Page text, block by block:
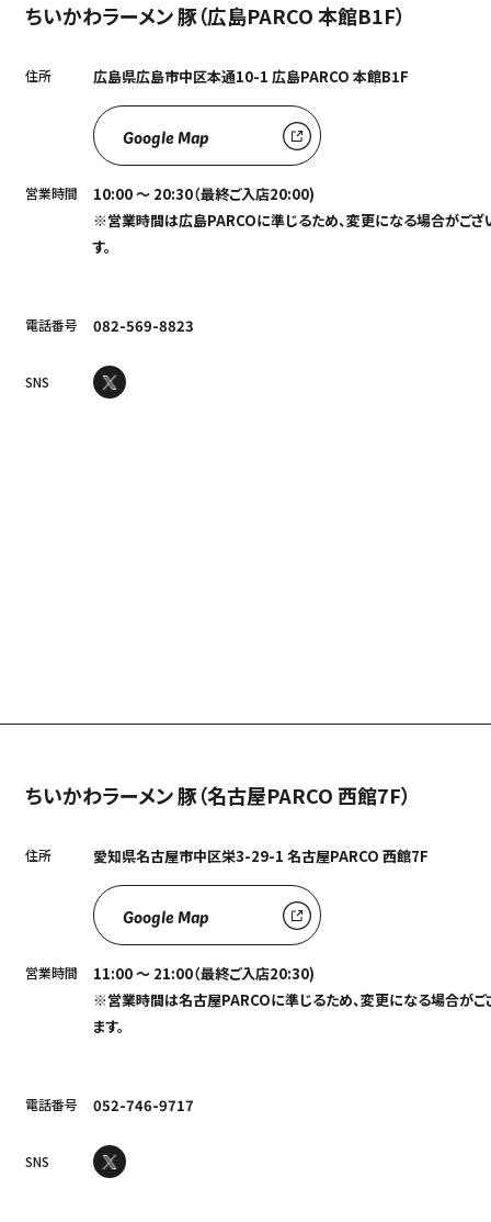
ちいかわラーメン 豚（広島PARCO 本館B1F）
住所 広島県広島市中区本通10-1 広島PARCO 本館B1F
Google Map
営業時間
10:00 ～ 20:30（最終ご入店20:00)
※営業時間は広島PARCOに準じるため、変更になる場合がござ
す。
電話番号 082-569-8823
SNS
ちいかわラーメン 豚（名古屋PARCO 西館7F）
住所 愛知県名古屋市中区栄3-29-1 名古屋PARCO 西館7F
Google Map
営業時間
11:00 ～ 21:00（最終ご入店20:30)
※営業時間は名古屋PARCOに準じるため、変更になる場合がご
ます。
電話番号 052-746-9717
SNS